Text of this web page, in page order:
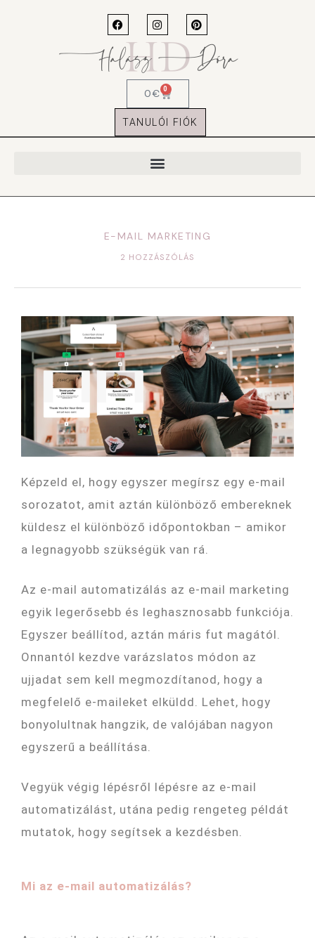
0€ 0
TANULÓI FIÓK
E-MAIL MARKETING
2 HOZZÁSZÓLÁS
Képzeld el, hogy egyszer megírsz egy e-mail
sorozatot, amit aztán különböző embereknek
küldesz el különböző időpontokban – amikor
a legnagyobb szükségük van rá.
Az e-mail automatizálás az e-mail marketing
egyik legerősebb és leghasznosabb funkciója.
Egyszer beállítod, aztán máris fut magától.
Onnantól kezdve varázslatos módon az
ujjadat sem kell megmozdítanod, hogy a
megfelelő e-maileket elküldd. Lehet, hogy
bonyolultnak hangzik, de valójában nagyon
egyszerű a beállítása.
Vegyük végig lépésről lépésre az e-mail
automatizálást, utána pedig rengeteg példát
mutatok, hogy segítsek a kezdésben.
Mi az e-mail automatizálás?